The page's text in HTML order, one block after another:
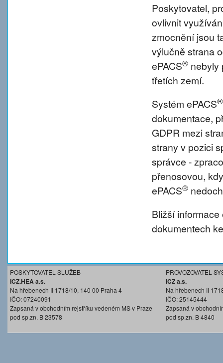
Poskytovatel,
ovlivnit
zmocnění jsou
výlučně strana
ePACS® nebyly
třetích zemí.
Systém ePACS®
dokumentace,
GDPR mezi
strany v pozici
správce -
přenosovou,
ePACS®
Bližší
dokumentech
POSKYTOVATEL SLUŽEB
ICZ.HEA a.s.
Na hřebenech II 1718/10, 140 00 Praha 4
IČO: 07240091
Zapsaná v obchodním rejstříku vedeném MS v Praze
pod sp.zn. B 23578
PROVOZOVATEL
ICZ a.s.
Na hřebenech II
IČO: 25145444
Zapsaná v
pod sp.zn. B 4840